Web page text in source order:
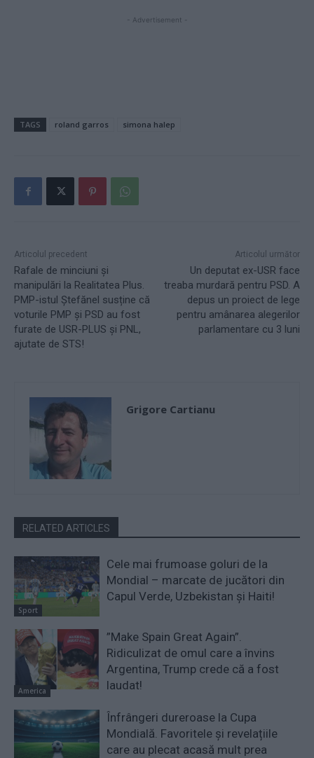
- Advertisement -
TAGS roland garros simona halep
Articolul precedent
Rafale de minciuni și
manipulări la Realitatea Plus.
PMP-istul Ștefănel susține că
voturile PMP și PSD au fost
furate de USR-PLUS și PNL,
ajutate de STS!
Articolul următor
Un deputat ex-USR face
treaba murdară pentru PSD. A
depus un proiect de lege
pentru amânarea alegerilor
parlamentare cu 3 luni
Grigore Cartianu
RELATED ARTICLES
Sport
Cele mai frumoase goluri de la
Mondial – marcate de jucători din
Capul Verde, Uzbekistan și Haiti!
America
”Make Spain Great Again”.
Ridiculizat de omul care a învins
Argentina, Trump crede că a fost
laudat!
Înfrângeri dureroase la Cupa
Mondială. Favoritele și revelațiile
care au plecat acasă mult prea